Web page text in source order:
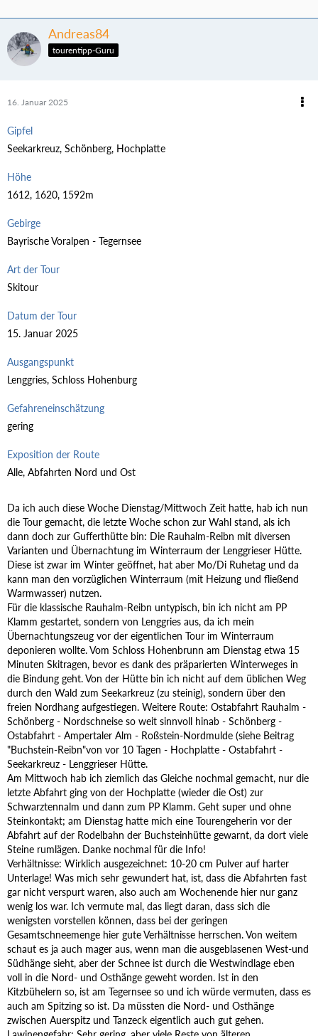
Andreas84
tourentipp-Guru
16. Januar 2025
Gipfel
Seekarkreuz, Schönberg, Hochplatte
Höhe
1612, 1620, 1592m
Gebirge
Bayrische Voralpen - Tegernsee
Art der Tour
Skitour
Datum der Tour
15. Januar 2025
Ausgangspunkt
Lenggries, Schloss Hohenburg
Gefahreneinschätzung
gering
Exposition der Route
Alle, Abfahrten Nord und Ost
Da ich auch diese Woche Dienstag/Mittwoch Zeit hatte, hab ich nun
die Tour gemacht, die letzte Woche schon zur Wahl stand, als ich
dann doch zur Gufferthütte bin: Die Rauhalm-Reibn mit diversen
Varianten und Übernachtung im Winterraum der Lenggrieser Hütte.
Diese ist zwar im Winter geöffnet, hat aber Mo/Di Ruhetag und da
kann man den vorzüglichen Winterraum (mit Heizung und fließend
Warmwasser) nutzen.
Für die klassische Rauhalm-Reibn untypisch, bin ich nicht am PP
Klamm gestartet, sondern von Lenggries aus, da ich mein
Übernachtungszeug vor der eigentlichen Tour im Winterraum
deponieren wollte. Vom Schloss Hohenbrunn am Dienstag etwa 15
Minuten Skitragen, bevor es dank des präparierten Winterweges in
die Bindung geht. Von der Hütte bin ich nicht auf dem üblichen Weg
durch den Wald zum Seekarkreuz (zu steinig), sondern über den
freien Nordhang aufgestiegen. Weitere Route: Ostabfahrt Rauhalm -
Schönberg - Nordschneise so weit sinnvoll hinab - Schönberg -
Ostabfahrt - Ampertaler Alm - Roßstein-Nordmulde (siehe Beitrag
"Buchstein-Reibn"von vor 10 Tagen - Hochplatte - Ostabfahrt -
Seekarkreuz - Lenggrieser Hütte.
Am Mittwoch hab ich ziemlich das Gleiche nochmal gemacht, nur die
letzte Abfahrt ging von der Hochplatte (wieder die Ost) zur
Schwarztennalm und dann zum PP Klamm. Geht super und ohne
Steinkontakt; am Dienstag hatte mich eine Tourengeherin vor der
Abfahrt auf der Rodelbahn der Buchsteinhütte gewarnt, da dort viele
Steine rumlägen. Danke nochmal für die Info!
Verhältnisse: Wirklich ausgezeichnet: 10-20 cm Pulver auf harter
Unterlage! Was mich sehr gewundert hat, ist, dass die Abfahrten fast
gar nicht verspurt waren, also auch am Wochenende hier nur ganz
wenig los war. Ich vermute mal, das liegt daran, dass sich die
wenigsten vorstellen können, dass bei der geringen
Gesamtschneemenge hier gute Verhältnisse herrschen. Von weitem
schaut es ja auch mager aus, wenn man die ausgeblasenen West-und
Südhänge sieht, aber der Schnee ist durch die Westwindlage eben
voll in die Nord- und Osthänge geweht worden. Ist in den
Kitzbühelern so, ist am Tegernsee so und ich würde vermuten, dass es
auch am Spitzing so ist. Da müssten die Nord- und Osthänge
zwischen Auerspitz und Tanzeck eigentlich auch gut gehen.